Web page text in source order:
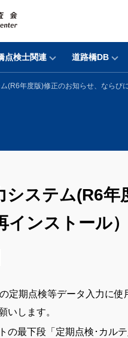
点検士関連 道路橋DB
(R6年度版)修正のお知らせ、ならび
システム(R6
インストール
定期点検等データ入力に
いします。
の最下段「定期点検･カル